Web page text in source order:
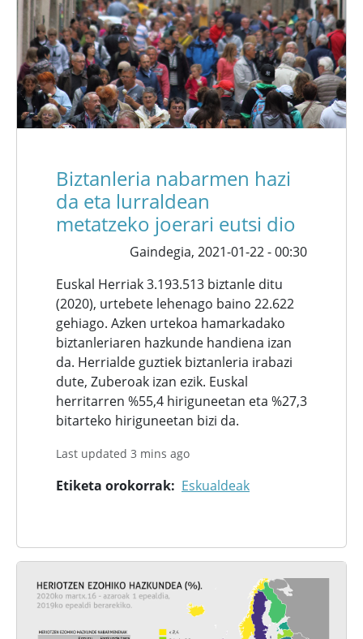
Biztanleria nabarmen hazi
da eta lurraldean
metatzeko joerari eutsi dio
Gaindegia, 2021-01-22 - 00:30
Euskal Herriak 3.193.513 biztanle ditu
(2020), urtebete lehenago baino 22.622
gehiago. Azken urtekoa hamarkadako
biztanleriaren hazkunde handiena izan
da. Herrialde guztiek biztanleria irabazi
dute, Zuberoak izan ezik. Euskal
herritarren %55,4 hiriguneetan eta %27,3
bitarteko hiriguneetan bizi da.
Last updated 3 mins ago
Etiketa orokorrak Eskualdeak